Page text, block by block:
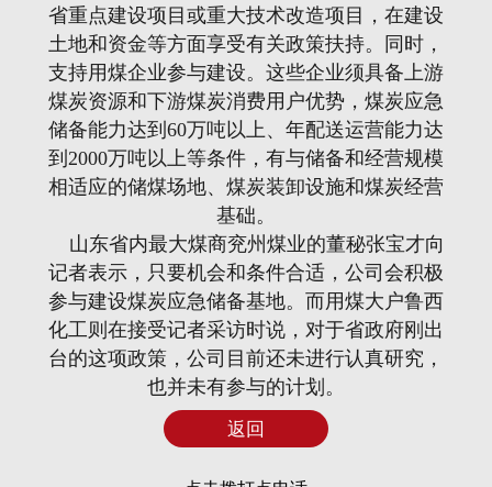
省重点建设项目或重大技术改造项目，在建设
土地和资金等方面享受有关政策扶持。同时，
支持用煤企业参与建设。这些企业须具备上游
煤炭资源和下游煤炭消费用户优势，煤炭应急
储备能力达到60万吨以上、年配送运营能力达
到2000万吨以上等条件，有与储备和经营规模
相适应的储煤场地、煤炭装卸设施和煤炭经营
基础。
山东省内最大煤商兖州煤业的董秘张宝才向
记者表示，只要机会和条件合适，公司会积极
参与建设煤炭应急储备基地。而用煤大户鲁西
化工则在接受记者采访时说，对于省政府刚出
台的这项政策，公司目前还未进行认真研究，
也并未有参与的计划。
返回